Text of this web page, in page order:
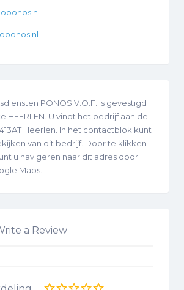
PONOS V.O.F. is gevestigd
HEERLEN. U vindt het bedrijf aan de
Heerlen. In het contactblok kunt
van dit bedrijf. Door te klikken
u navigeren naar dit adres door
Maps.
a Review